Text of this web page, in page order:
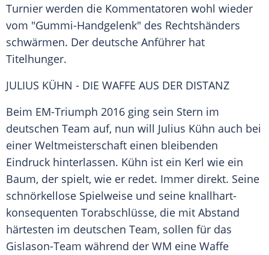
Turnier werden die Kommentatoren wohl wieder
vom "Gummi-Handgelenk" des Rechtshänders
schwärmen. Der deutsche Anführer hat
Titelhunger.
JULIUS KÜHN - DIE WAFFE AUS DER DISTANZ
Beim EM-Triumph 2016 ging sein Stern im
deutschen Team auf, nun will Julius Kühn auch bei
einer Weltmeisterschaft einen bleibenden
Eindruck hinterlassen. Kühn ist ein Kerl wie ein
Baum, der spielt, wie er redet. Immer direkt. Seine
schnörkellose Spielweise und seine knallhart-
konsequenten Torabschlüsse, die mit Abstand
härtesten im deutschen Team, sollen für das
Gislason-Team während der WM eine Waffe